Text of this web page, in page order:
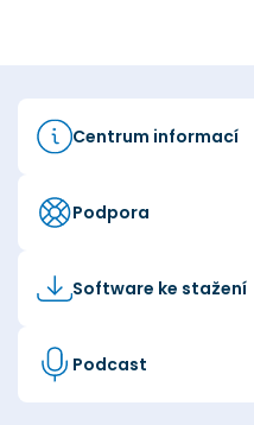
Centrum informací
Podpora
Software ke stažení
Podcast